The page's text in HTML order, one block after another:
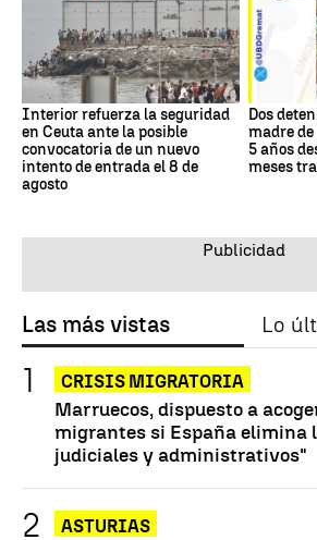
Interior refuerza la seguridad
en Ceuta ante la posible
convocatoria de un nuevo
intento de entrada el 8 de
agosto
Dos
madre
5 años
meses
Las más vistas Lo
CRISIS MIGRATORIA
Marruecos, dispuesto a
migrantes si España elimina
judiciales y administrativos"
ASTURIAS